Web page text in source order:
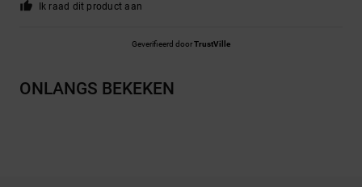
Ik raad dit product aan
Geverifieerd doorTrustVille
ONLANGS BEKEKEN